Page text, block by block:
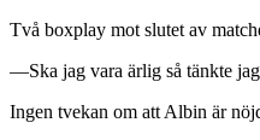
Två boxplay mot slutet av
—Ska jag vara ärlig så tänkte
Ingen tvekan om att Albin är